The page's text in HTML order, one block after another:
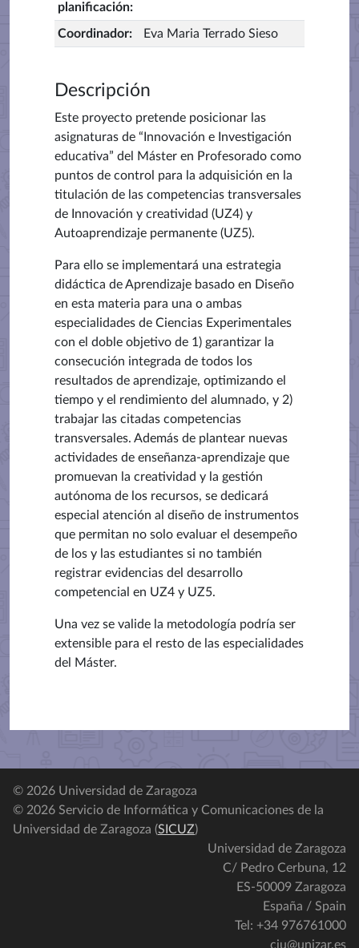
planificación:
Coordinador: Eva Maria Terrado Sieso
Descripción
Este proyecto pretende posicionar las
asignaturas de “Innovación e Investigación
educativa” del Máster en Profesorado como
puntos de control para la adquisición en la
titulación de las competencias transversales
de Innovación y creatividad (UZ4) y
Autoaprendizaje permanente (UZ5).
Para ello se implementará una estrategia
didáctica de Aprendizaje basado en Diseño
en esta materia para una o ambas
especialidades de Ciencias Experimentales
con el doble objetivo de 1) garantizar la
consecución integrada de todos los
resultados de aprendizaje, optimizando el
tiempo y el rendimiento del alumnado, y 2)
trabajar las citadas competencias
transversales. Además de plantear nuevas
actividades de enseñanza-aprendizaje que
promuevan la creatividad y la gestión
autónoma de los recursos, se dedicará
especial atención al diseño de instrumentos
que permitan no solo evaluar el desempeño
de los y las estudiantes si no también
registrar evidencias del desarrollo
competencial en UZ4 y UZ5.
Una vez se valide la metodología podría ser
extensible para el resto de las especialidades
del Máster.
© 2026 Universidad de Zaragoza
© 2026 Servicio de Informática y Comunicaciones de la
Universidad de Zaragoza (SICUZ)
Universidad de Zaragoza
C/ Pedro Cerbuna, 12
ES-50009 Zaragoza
España / Spain
Tel: +34 976761000
ciu@unizar.es